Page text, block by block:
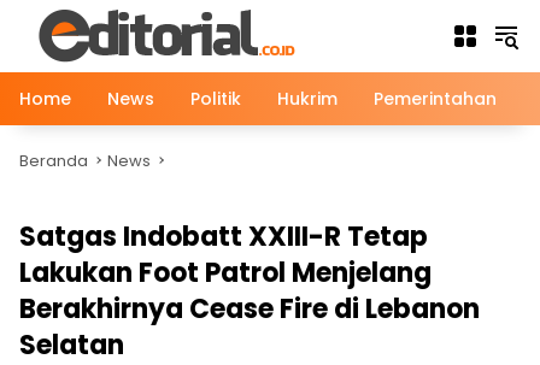
Langsung
konten
Home
News Politik Hukrim Pemerintahan
Beranda News
Satgas Indobatt XXIII-R Tetap
Lakukan Foot Patrol Menjelang
Berakhirnya Cease Fire di Lebanon
Selatan